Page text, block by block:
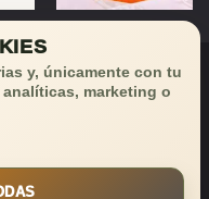
y, únicamente con tu
marketing o